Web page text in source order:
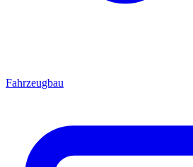
Fahrzeugbau